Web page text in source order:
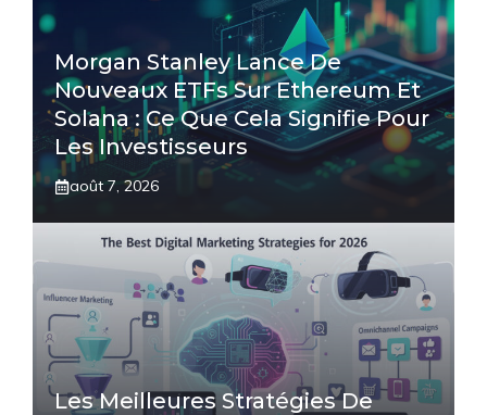
Morgan Stanley Lance De
Nouveaux ETFs Sur Ethereum Et
Solana : Ce Que Cela Signifie Pour
Les Investisseurs
août 7, 2026
Les Meilleures Stratégies De